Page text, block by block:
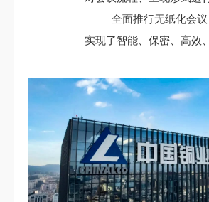
全面推行无纸化会议
实现了智能、保密、高效